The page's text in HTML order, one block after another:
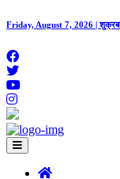
Friday, August 7, 2026 |